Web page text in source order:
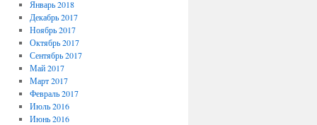
Январь 2018
Декабрь 2017
Ноябрь 2017
Октябрь 2017
Сентябрь 2017
Май 2017
Март 2017
Февраль 2017
Июль 2016
Июнь 2016